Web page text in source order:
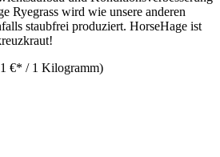
Ryegrass wird wie unsere anderen
staubfrei produziert. HorseHage ist
€* / 1 Kilogramm)